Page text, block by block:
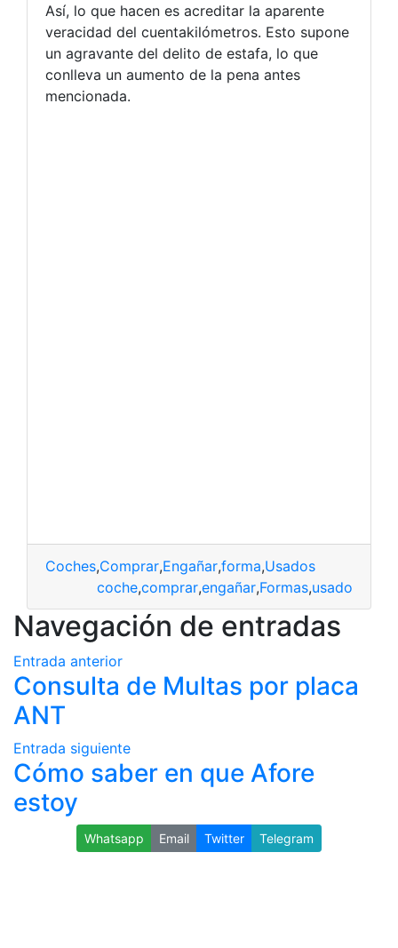
Así, lo que hacen es acreditar la aparente
veracidad del cuentakilómetros. Esto supone
un agravante del delito de estafa, lo que
conlleva un aumento de la pena antes
mencionada.
Coches,Comprar,Engañar,forma,Usados
coche,comprar,engañar,Formas,usado
Navegación de entradas
Entrada anterior
Consulta de Multas por placa
ANT
Entrada siguiente
Cómo saber en que Afore
estoy
Whatsapp Email Twitter Telegram